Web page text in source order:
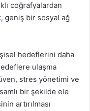
coğrafyalardan
geniş bir sosyal ağ
hedeflerini daha
ulaşma
stres yönetimi ve
bir şekilde ele
artırılması